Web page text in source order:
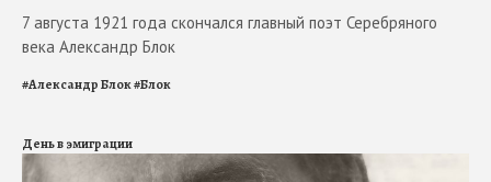
7 августа 1921 года скончался главный поэт Серебряного
века Александр Блок
#Александр Блок#Блок
День в эмиграции